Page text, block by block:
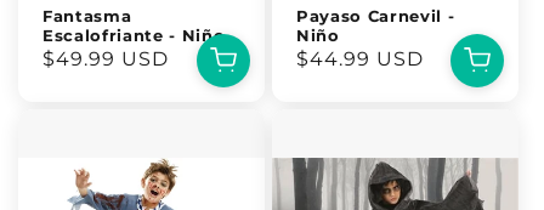
Fantasma
Escalofriante - Niño
Precio
$49.99 USD
Payaso Carnevil -
Niño
Precio
$44.99 USD